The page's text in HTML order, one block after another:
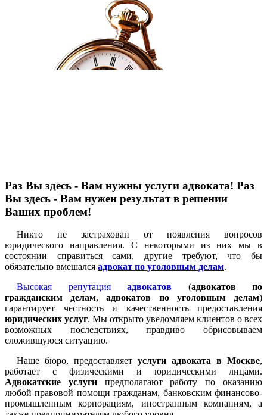
Раз Вы здесь - Вам нужны услуги адвоката! Раз
Вы здесь - Вам нужен результат в решении
Ваших проблем!
Никто не застрахован от появления вопросов
юридического направления. С некоторыми из них мы в
состоянии справиться сами, другие требуют, что бы
обязательно вмешался адвокат по уголовным делам.
Высокая репутация адвокатов (адвокатов по
гражданским делам,адвокатов по уголовным делам)
гарантирует честность и качественность предоставления
юридических услуг. Мы открыто уведомляем клиентов о всех
возможных последствиях, правдиво обрисовываем
сложившуюся ситуацию.
Наше бюро, предоставляет услуги адвоката в Москве,
работает с физическими и юридическими лицами.
Адвокатские услугипредполагают работу по оказанию
любой правовой помощи гражданам, банковским финансово-
промышленным корпорациям, иностранным компаниям, а